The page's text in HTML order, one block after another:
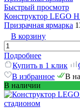
Быстрый просмотр
Конструктор LEGO
Призрачная ярмарка
В корзину
Подробнее
Купить в 1 клик
В избранное
В
В наличии